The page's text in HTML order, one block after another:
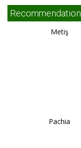
Recommendation
Metiş
Pachia